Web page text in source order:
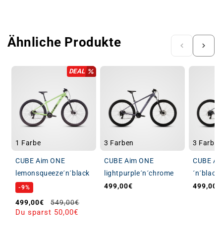
Ähnliche Produkte
DEAL
1 Farbe
CUBE Aim ONE
lemonsqueeze´n´black
-9%
Verkaufspreis
499,00€ Normaler Preis
549,00€
Du sparst 50,00€
3 Farben
CUBE Aim ONE
lightpurple´n´chrome
Normaler Preis
499,00€
3 Farben
CUBE
´n´black
499,00€